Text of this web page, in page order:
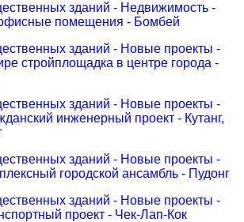
зданий - Недвижимость -
помещения - Бомбей
зданий - Новые проекты -
стройплощадка в центре города -
зданий - Новые проекты -
инженерный проект - Кутанг,
зданий - Новые проекты -
городской ансамбль - Пудонг
зданий - Новые проекты -
проект - Чек-Лап-Кок